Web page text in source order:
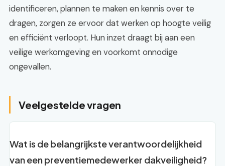
identificeren, plannen te maken en kennis over te
dragen, zorgen ze ervoor dat werken op hoogte veilig
en efficiënt verloopt. Hun inzet draagt bij aan een
veilige werkomgeving en voorkomt onnodige
ongevallen.
Veelgestelde vragen
Wat is de belangrijkste verantwoordelijkheid
van een preventiemedewerker dakveiligheid?